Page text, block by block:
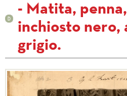
- Matita,
inchiosto nero,
grigio.